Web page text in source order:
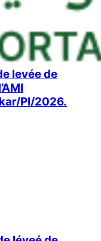
levée de
PI/2026.